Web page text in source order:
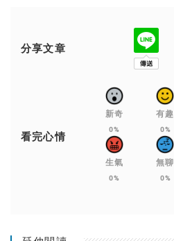
分享文章
看完心情
新奇
0%
有趣
0%
生氣
0%
無聊
0%